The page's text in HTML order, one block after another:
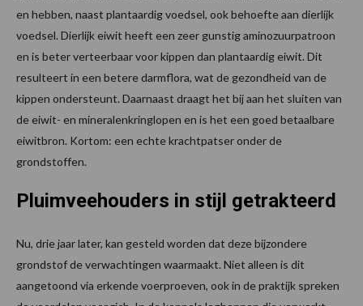
en hebben, naast plantaardig voedsel, ook behoefte aan dierlijk
voedsel. Dierlijk eiwit heeft een zeer gunstig aminozuurpatroon
en is beter verteerbaar voor kippen dan plantaardig eiwit. Dit
resulteert in een betere darmflora, wat de gezondheid van de
kippen ondersteunt. Daarnaast draagt het bij aan het sluiten van
de eiwit- en mineralenkringlopen en is het een goed betaalbare
eiwitbron. Kortom: een echte krachtpatser onder de
grondstoffen.
Pluimveehouders in stijl getrakteerd
Nu, drie jaar later, kan gesteld worden dat deze bijzondere
grondstof de verwachtingen waarmaakt. Niet alleen is dit
aangetoond via erkende voerproeven, ook in de praktijk spreken